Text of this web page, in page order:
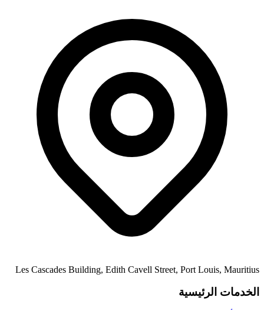
Les Cascades Building, Edith Cavell Street, Port Louis, Mauritius
الخدمات الرئيسية